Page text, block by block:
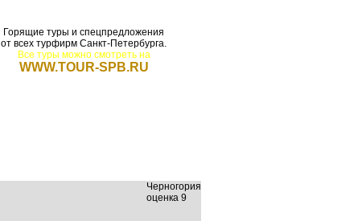
Горящие туры и спецпредложения
от всех турфирм Санкт-Петербурга.
Все туры можно смотреть на
WWW.TOUR-SPB.RU
Черногория
оценка 9